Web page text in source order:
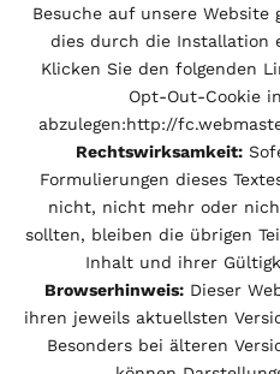
Besuche auf unsere Website
dies durch die Installation
Klicken Sie den folgenden
Opt-Out-Cookie
abzulegen:http://
Rechtswirksamkeit:
Formulierungen dieses
nicht, nicht mehr oder
sollten, bleiben die übrigen
Inhalt und ihrer
Browserhinweis:Dieser
ihren jeweils aktuellsten
Besonders bei älteren